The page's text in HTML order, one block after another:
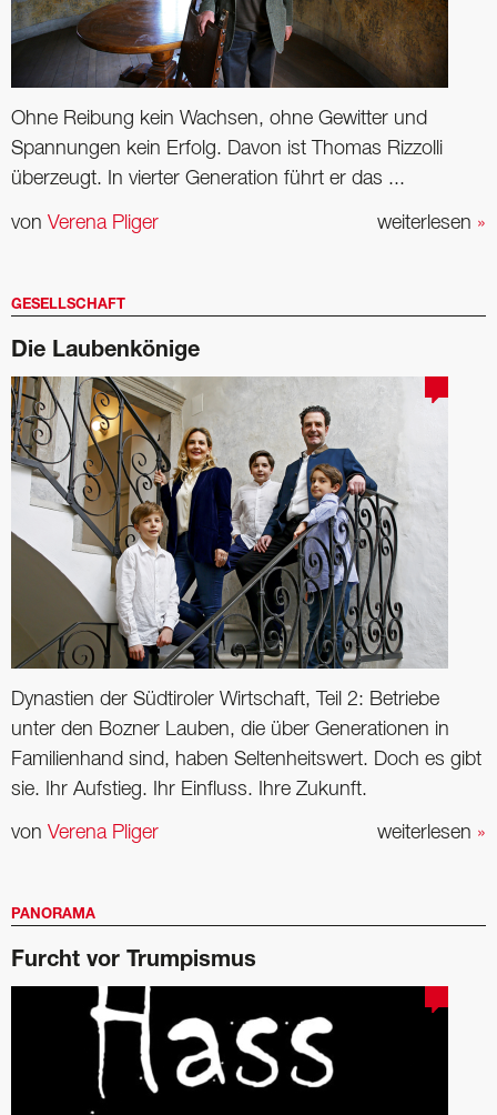
Ohne Reibung kein Wachsen, ohne Gewitter und
Spannungen kein Erfolg. Davon ist Thomas Rizzolli
überzeugt. In vierter Generation führt er das ...
weiterlesen »
von Verena Pliger
GESELLSCHAFT
Die Laubenkönige
Dynastien der Südtiroler Wirtschaft, Teil 2: Betriebe
unter den Bozner Lauben, die über Generationen in
Familienhand sind, haben ­Seltenheitswert. Doch es gibt
sie. Ihr Aufstieg. Ihr Einfluss. Ihre Zukunft.
weiterlesen »
von Verena Pliger
PANORAMA
Furcht vor Trumpismus